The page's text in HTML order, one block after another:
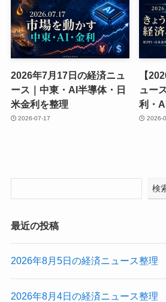
2026年7月17日の経済ニュ
ース｜中東・AI半導体・日
米金利を整理
2026-07-17
【
ュー
利・
2026-
検
最近の投稿
2026年8月5日の経済ニュース整理
2026年8月4日の経済ニュース整理